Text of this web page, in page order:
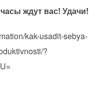
ждут вас! Удачи!
kak-usadit-sebya-
?